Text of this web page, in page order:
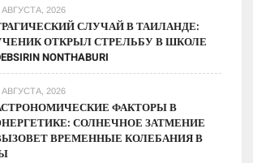
АВГУСТА, 2026
СЛУЧАЙ В ТАИЛАНДЕ:
ОТКРЫЛ СТРЕЛЬБУ В ШКОЛЕ
NONTHABURI
АВГУСТА, 2026
ФАКТОРЫ В
СОЛНЕЧНОЕ ЗАТМЕНИЕ
ВРЕМЕННЫЕ КОЛЕБАНИЯ В